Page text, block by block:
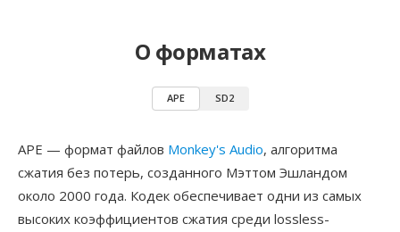
О форматах
APE SD2
APE — формат файлов Monkey's Audio, алгоритма
сжатия без потерь, созданного Мэттом Эшландом
около 2000 года. Кодек обеспечивает одни из самых
высоких коэффициентов сжатия среди lossless-